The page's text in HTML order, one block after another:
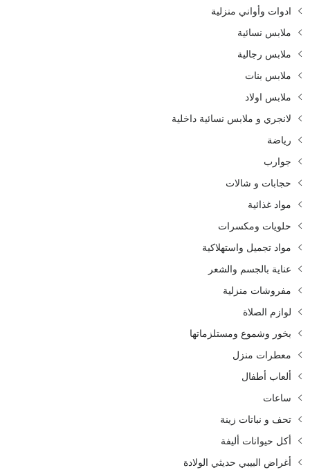
ادوات وأواني منزلية
ملابس نسائية
ملابس رجالية
ملابس بنات
ملابس اولاد
لانجري و ملابس نسائية داخلية
رياضة
جوارب
حجابات و شالات
مواد غذائية
حلويات ومكسرات
مواد تجميل واستهلاكية
عناية بالجسم والشعر
مفروشات منزلية
لوازم الصلاة
بخور وشموع ومستلزماتها
معطرات منزل
ألعاب أطفال
ساعات
تحف و نباتات زينة
أكل حيوانات أليفة
أغراض البيبي حديثي الولادة